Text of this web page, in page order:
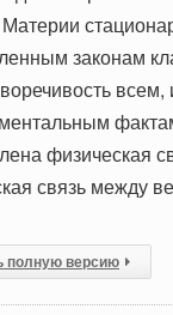
Материи
законам
физическая
связь между
полную версию